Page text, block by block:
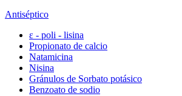
Antiséptico
ε - poli - lisina
Propionato de calcio
Natamicina
Nisina
Gránulos de Sorbato potásico
Benzoato de sodio